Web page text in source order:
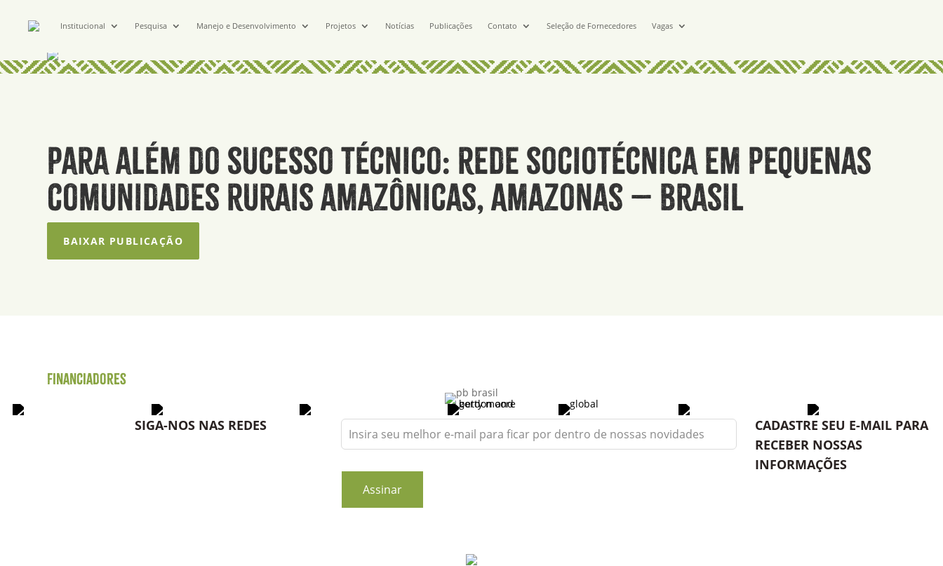
Institucional Pesquisa Manejo e Desenvolvimento Projetos Notícias Publicações Contato Seleção de Fornecedores Vagas
Para além do sucesso técnico: rede sociotécnica em pequenas
comunidades rurais amazônicas, Amazonas – Brasil
BAIXAR PUBLICAÇÃO
Financiadores
SIGA-NOS NAS REDES
Leave
this
blank
Assinar
CADASTRE SEU E-MAIL PARA
RECEBER NOSSAS
INFORMAÇÕES